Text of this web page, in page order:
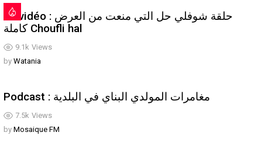
9.1k Views
En vidéo : حلقة شوفلي حل التي منعت من العرض
كاملة Choufli hal
by Watania
7.5k Views
Podcast : مغامرات المولدي البناي في البلدية
by Mosaique FM